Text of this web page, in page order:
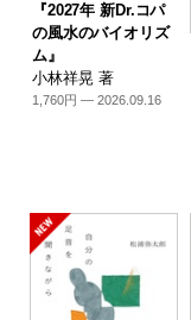
『2027年 新Dr.コパ
の風水のバイオリズ
ム』
小林祥晃 著
1,760円 — 2026.09.16